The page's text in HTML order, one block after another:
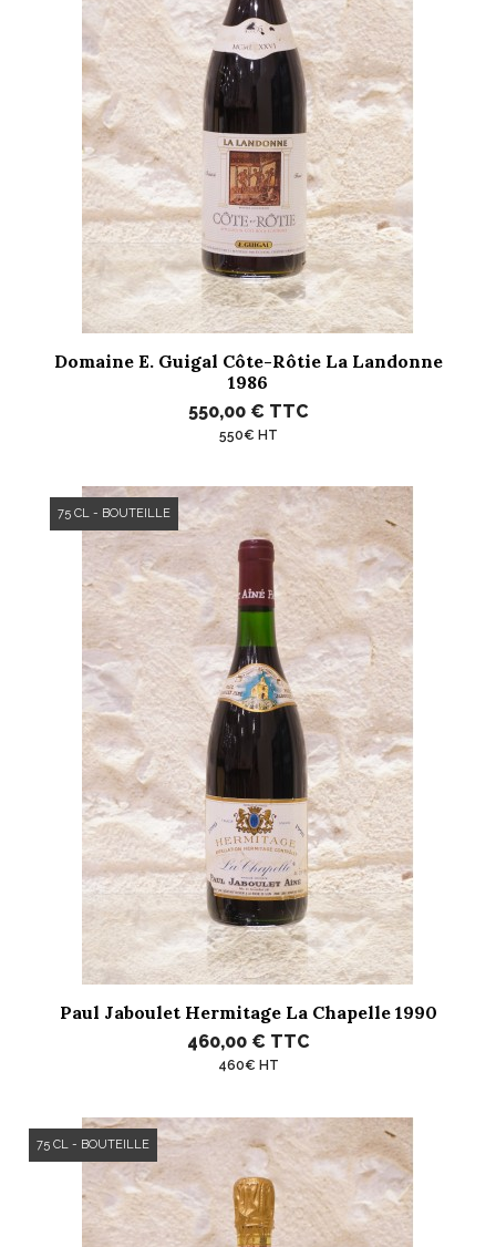
Domaine E. Guigal Côte-Rôtie La Landonne
1986
550,00 € TTC
550€ HT
Paul Jaboulet Hermitage La Chapelle 1990
460,00 € TTC
460€ HT
75 CL - BOUTEILLE
75 CL - BOUTEILLE